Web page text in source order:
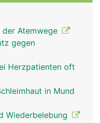
Luftröhre abwärts
Weg zur Lunge
und gereinigt.
die mit feinsten
Je kälter die
zur
fängt
Partikel ab (z.B.
der Atemwege
gegen
Herzpatienten oft
in Mund
Wiederbelebung